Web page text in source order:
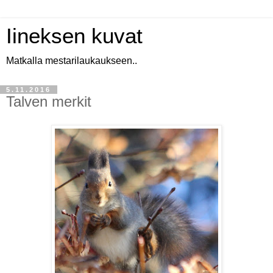
Iineksen kuvat
Matkalla mestarilaukaukseen..
5.11.2016
Talven merkit